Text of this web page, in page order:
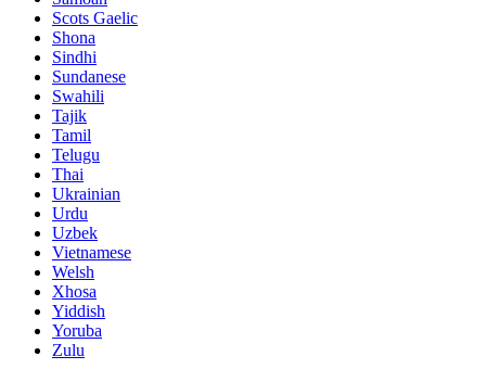
Scots Gaelic
Shona
Sindhi
Sundanese
Swahili
Tajik
Tamil
Telugu
Thai
Ukrainian
Urdu
Uzbek
Vietnamese
Welsh
Xhosa
Yiddish
Yoruba
Zulu